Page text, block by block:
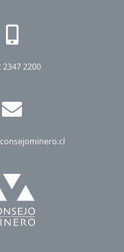
2347 2200